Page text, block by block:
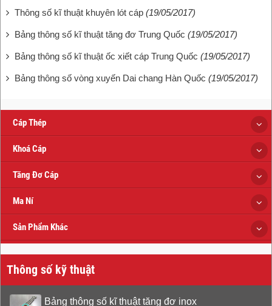
Thông số kĩ thuật khuyên lót cáp (19/05/2017)
Bảng thông số kĩ thuật tăng đơ Trung Quốc (19/05/2017)
Bảng thông số kĩ thuật ốc xiết cáp Trung Quốc (19/05/2017)
Bảng thông số vòng xuyến Dai chang Hàn Quốc (19/05/2017)
Cáp Thép
Khoá Cáp
Tăng Đơ Cáp
Ma Ní
Sản Phẩm Khác
Thông số kỹ thuật
Bảng thông số kĩ thuật tăng đơ inox